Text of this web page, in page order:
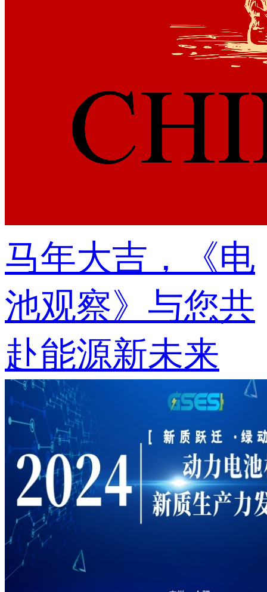
马年大吉，《电
池观察》与您共
赴能源新未来